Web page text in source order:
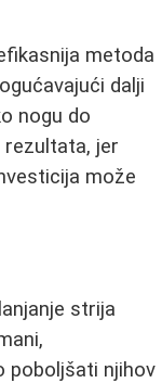
metoda
dalji
nogu do
jer
može
strija
poboljšati njihov